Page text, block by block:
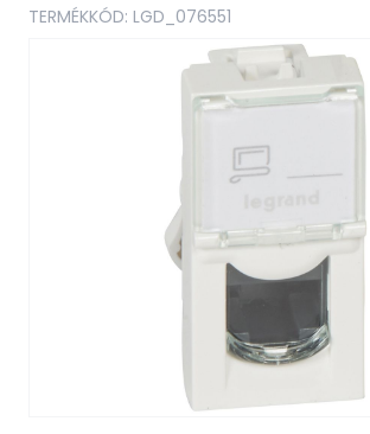
TERMÉKKÓD: LGD_076551